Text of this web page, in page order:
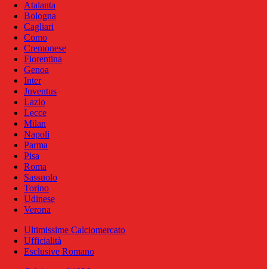
Atalanta
Bologna
Cagliari
Como
Cremonese
Fiorentina
Genoa
Inter
Juventus
Lazio
Lecce
Milan
Napoli
Parma
Pisa
Roma
Sassuolo
Torino
Udinese
Verona
Ultimissime Calciomercato
Ufficialità
Esclusive Romano